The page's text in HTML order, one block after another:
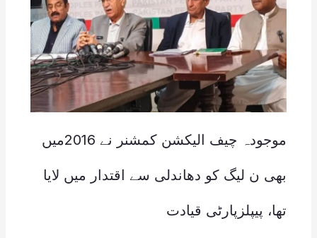
موجودہ چیف الیکشن کمشنر نے 2016میں
بھی ن لیگ کو دھاندلی سے اقتدار میں لایا
تھا، پیپلزپارٹی قیادت